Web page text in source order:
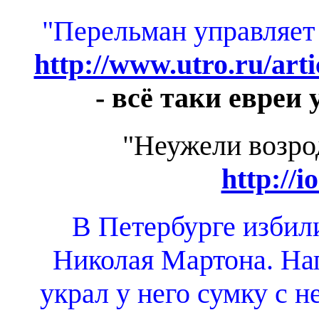
"Перельман
http://www.utro.ru/
- всё таки
"Неужели
http://
В Петербурге
Николая Мартона.
украл у него сумку с